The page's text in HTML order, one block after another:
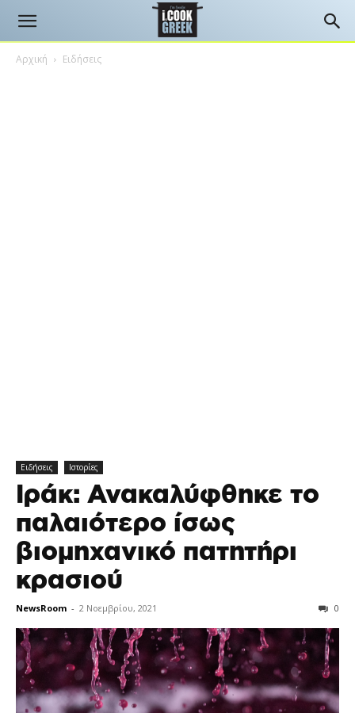
Αρχική Ειδήσεις
Ειδήσεις Ιστορίες
Ιράκ: Ανακαλύφθηκε το
παλαιότερο ίσως
βιομηχανικό πατητήρι
κρασιού
NewsRoom - 2 Νοεμβρίου, 2021 0